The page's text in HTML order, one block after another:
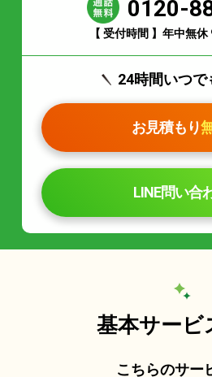
0120-
【 受付時間 】年中無
24時間いつで
お見積もり
LINE問い合
基本サービ
こちらのサー